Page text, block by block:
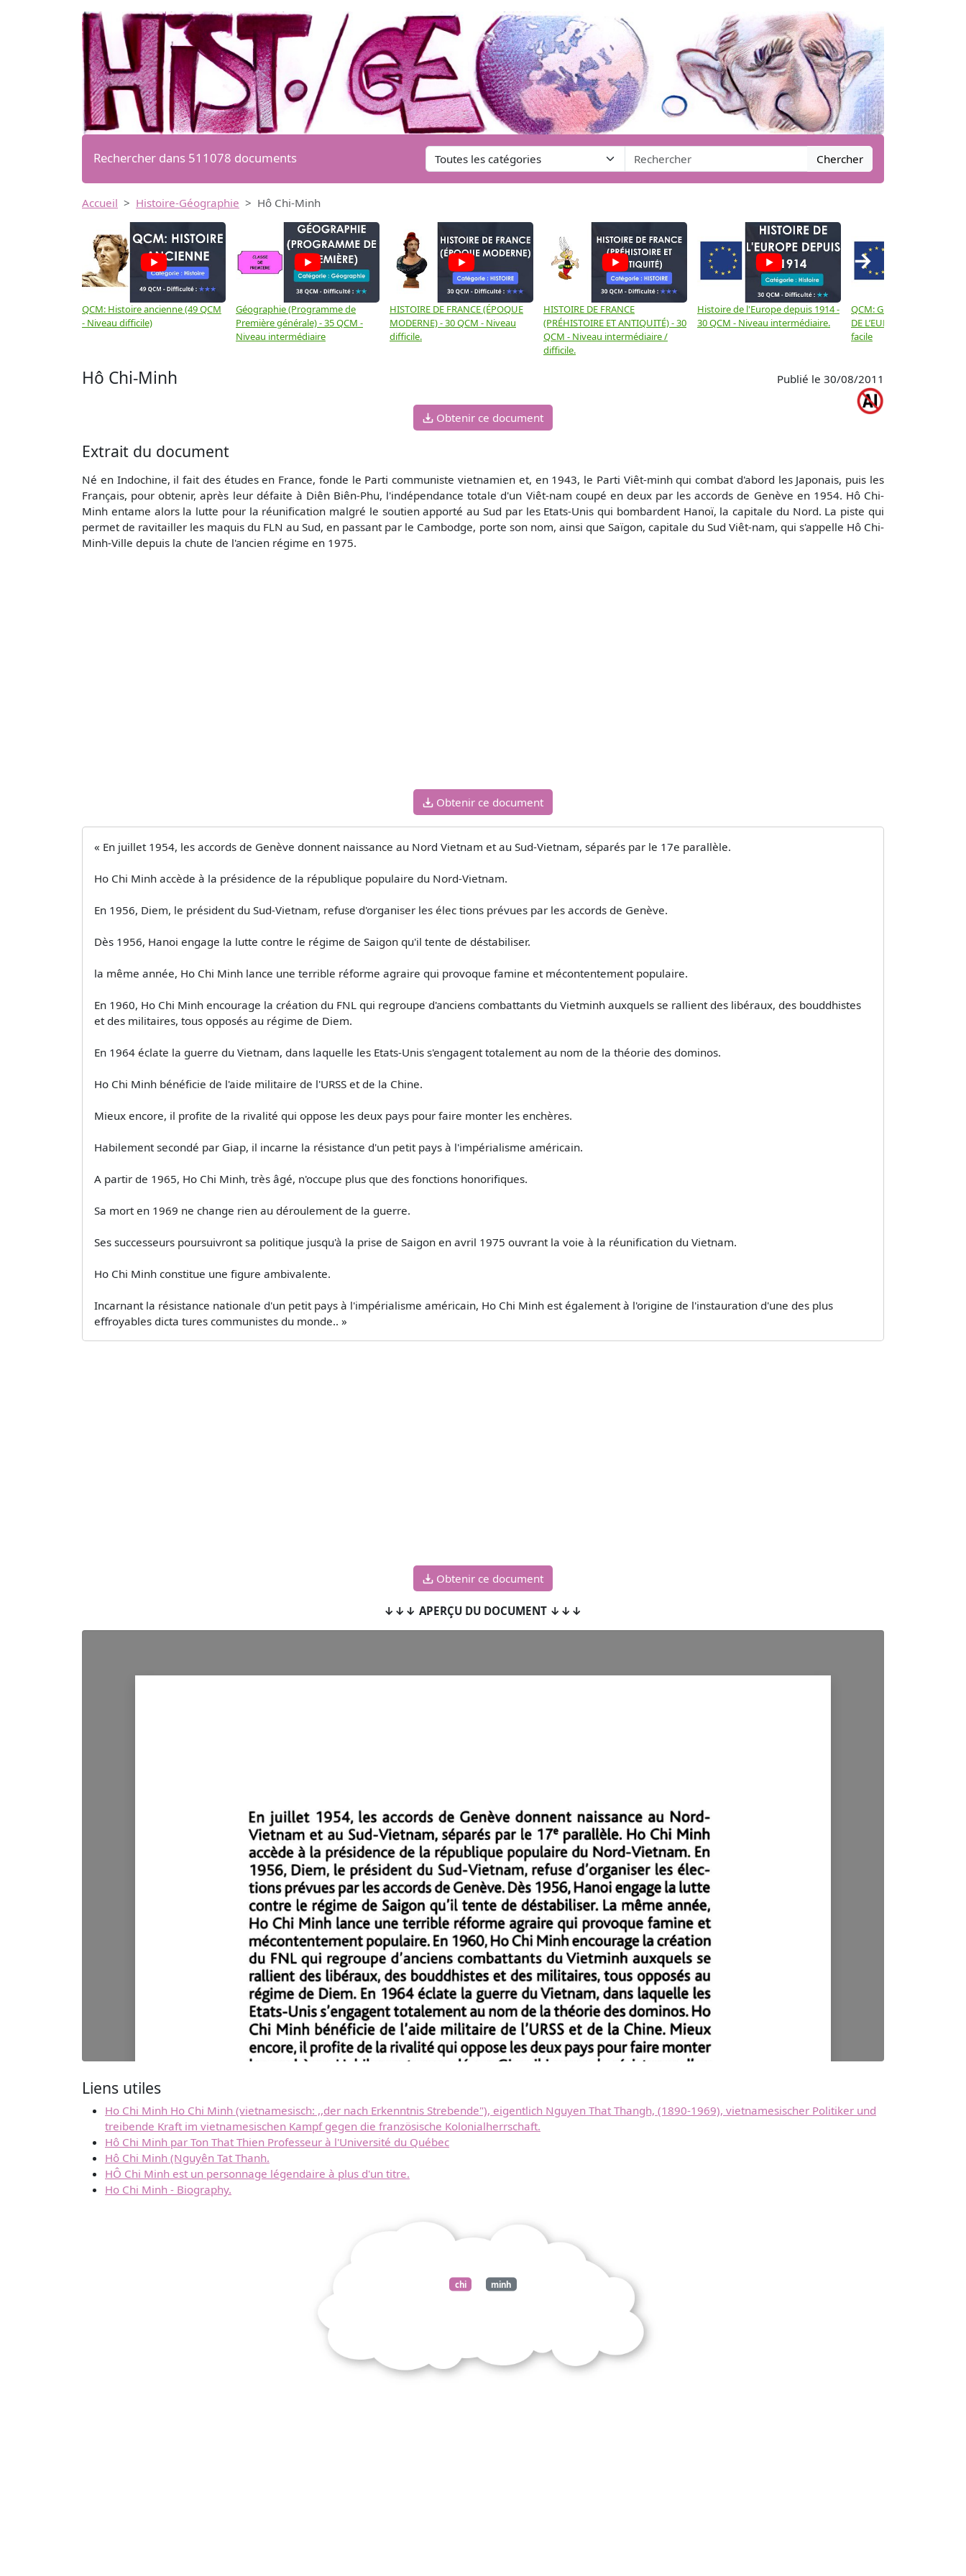
Rechercher dans 511078 documents Chercher
Accueil Histoire-Géographie Hô Chi-Minh
QCM: Histoire ancienne (49 QCM
- Niveau difficile)
Géographie (Programme de
Première générale) - 35 QCM -
Niveau intermédiaire
HISTOIRE DE FRANCE (ÉPOQUE
MODERNE) - 30 QCM - Niveau
difficile.
HISTOIRE DE FRANCE
(PRÉHISTOIRE ET ANTIQUITÉ) - 30
QCM - Niveau intermédiaire /
difficile.
Histoire de l'Europe depuis 1914 -
30 QCM - Niveau intermédiaire.
QCM: GÉOGRAPHIE
DE L’EUROPE - 30 QCM -
facile
→
Hô Chi-Minh Publié le 30/08/2011
Obtenir ce document
Extrait du document
Né en Indochine, il fait des études en France, fonde le Parti communiste vietnamien et, en 1943, le Parti Viêt-minh qui combat d'abord les Japonais, puis les
Français, pour obtenir, après leur défaite à Diên Biên-Phu, l'indépendance totale d'un Viêt-nam coupé en deux par les accords de Genève en 1954. Hô Chi-
Minh entame alors la lutte pour la réunification malgré le soutien apporté au Sud par les Etats-Unis qui bombardent Hanoï, la capitale du Nord. La piste qui
permet de ravitailler les maquis du FLN au Sud, en passant par le Cambodge, porte son nom, ainsi que Saïgon, capitale du Sud Viêt-nam, qui s'appelle Hô Chi-
Minh-Ville depuis la chute de l'ancien régime en 1975.
Obtenir ce document
« En juillet 1954, les accords de Genève donnent naissance au Nord­ Vietnam et au Sud-Vietnam, séparés par le 17e parallèle.
Ho Chi Minh accède à la présidence de la république populaire du Nord-Vietnam.
En 1956, Diem, le président du Sud-Vietnam, refuse d'organiser les élec­ tions prévues par les accords de Genève.
Dès 1956, Hanoi engage la lutte contre le régime de Saigon qu'il tente de déstabiliser.
la même année, Ho Chi Minh lance une terrible réforme agraire qui provoque famine et mécontentement populaire.
En 1960, Ho Chi Minh encourage la création du FNL qui regroupe d'anciens combattants du Vietminh auxquels se rallient des libéraux, des bouddhistes
et des militaires, tous opposés au régime de Diem.
En 1964 éclate la guerre du Vietnam, dans laquelle les Etats-Unis s'engagent totalement au nom de la théorie des dominos.
Ho Chi Minh bénéficie de l'aide militaire de l'URSS et de la Chine.
Mieux encore, il profite de la rivalité qui oppose les deux pays pour faire monter les enchères.
Habilement secondé par Giap, il incarne la résistance d'un petit pays à l'impérialisme américain.
A partir de 1965, Ho Chi Minh, très âgé, n'occupe plus que des fonctions honorifiques.
Sa mort en 1969 ne change rien au déroulement de la guerre.
Ses successeurs poursuivront sa politique jusqu'à la prise de Saigon en avril 1975 ouvrant la voie à la réunification du Vietnam.
Ho Chi Minh constitue une figure ambivalente.
Incarnant la résistance nationale d'un petit pays à l'impérialisme américain, Ho Chi Minh est également à l'origine de l'instauration d'une des plus
effroyables dicta­ tures communistes du monde.. »
Obtenir ce document
↓↓↓ APERÇU DU DOCUMENT ↓↓↓
Télécharger
gratuitement ce
document
Liens utiles
Ho Chi Minh Ho Chi Minh (vietnamesisch: ,,der nach Erkenntnis Strebende"), eigentlich Nguyen That Thangh, (1890-1969), vietnamesischer Politiker und
treibende Kraft im vietnamesischen Kampf gegen die französische Kolonialherrschaft.
Hô Chi Minh par Ton That Thien Professeur à l'Université du Québec
Hô Chi Minh (Nguyên Tat Thanh.
HÔ Chi Minh est un personnage légendaire à plus d'un titre.
Ho Chi Minh - Biography.
chi minh